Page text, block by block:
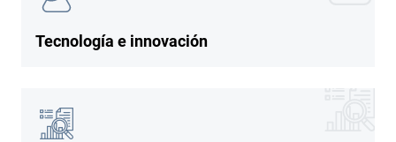
Tecnología e innovación
Imagen
Imagen